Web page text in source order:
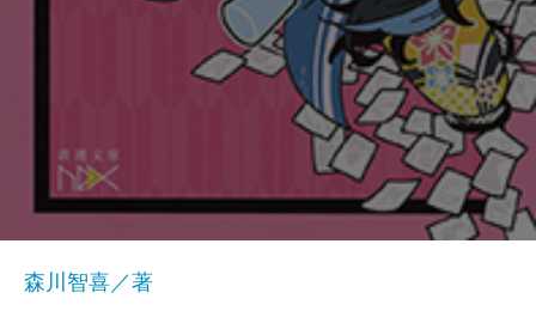
森川智喜／著